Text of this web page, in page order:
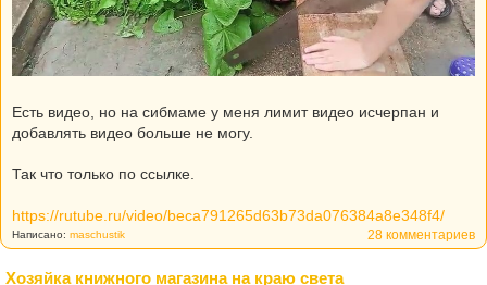
Есть видео, но на сибмаме у меня лимит видео исчерпан и
добавлять видео больше не могу.
Так что только по ссылке.
https://rutube.ru/video/beca791265d63b73da076384a8e348f4/
28 комментариев
Написано: maschustik
Хозяйка книжного магазина на краю света